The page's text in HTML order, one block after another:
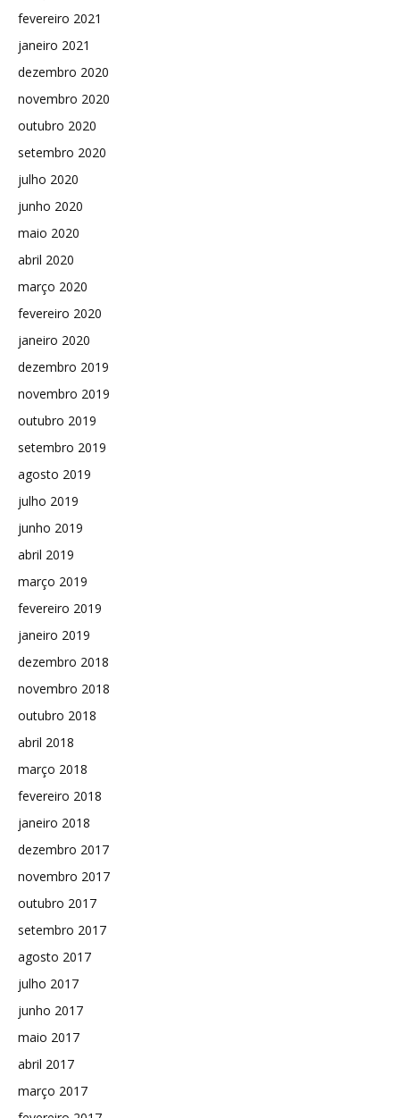
fevereiro 2021
janeiro 2021
dezembro 2020
novembro 2020
outubro 2020
setembro 2020
julho 2020
junho 2020
maio 2020
abril 2020
março 2020
fevereiro 2020
janeiro 2020
dezembro 2019
novembro 2019
outubro 2019
setembro 2019
agosto 2019
julho 2019
junho 2019
abril 2019
março 2019
fevereiro 2019
janeiro 2019
dezembro 2018
novembro 2018
outubro 2018
abril 2018
março 2018
fevereiro 2018
janeiro 2018
dezembro 2017
novembro 2017
outubro 2017
setembro 2017
agosto 2017
julho 2017
junho 2017
maio 2017
abril 2017
março 2017